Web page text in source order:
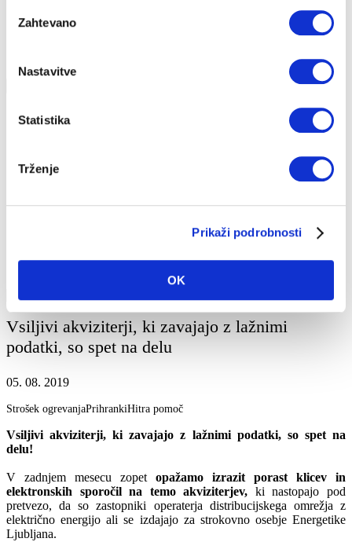
soglasja
Zahtevano
Nastavitve
Statistika
Trženje
Prikaži podrobnosti
OK
Klub Zvestoba ogreva
Vse oznake
Energija
Nizke temperature
Vsiljivi akviziterji, ki zavajajo z lažnimi
podatki, so spet na delu
05. 08. 2019
Strošek ogrevanjaPrihrankiHitra pomoč
Vsiljivi akviziterji, ki zavajajo z lažnimi podatki, so spet na
delu!
V zadnjem mesecu zopet opažamo izrazit porast klicev in
elektronskih sporočil na temo akviziterjev, ki nastopajo pod
pretvezo, da so zastopniki operaterja distribucijskega omrežja z
električno energijo ali se izdajajo za strokovno osebje Energetike
Ljubljana.